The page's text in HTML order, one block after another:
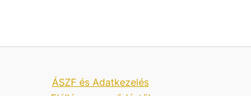
ÁSZF és Adatkezelés